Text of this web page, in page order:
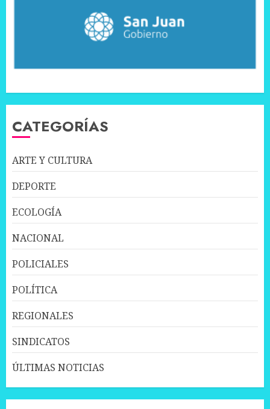
CATEGORÍAS
ARTE Y CULTURA
DEPORTE
ECOLOGÍA
NACIONAL
POLICIALES
POLÍTICA
REGIONALES
SINDICATOS
ÚLTIMAS NOTICIAS